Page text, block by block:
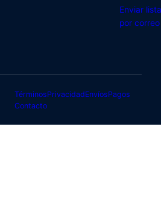
Enviar lista
por correo
TérminosPrivacidadEnvíosPagos
Contacto